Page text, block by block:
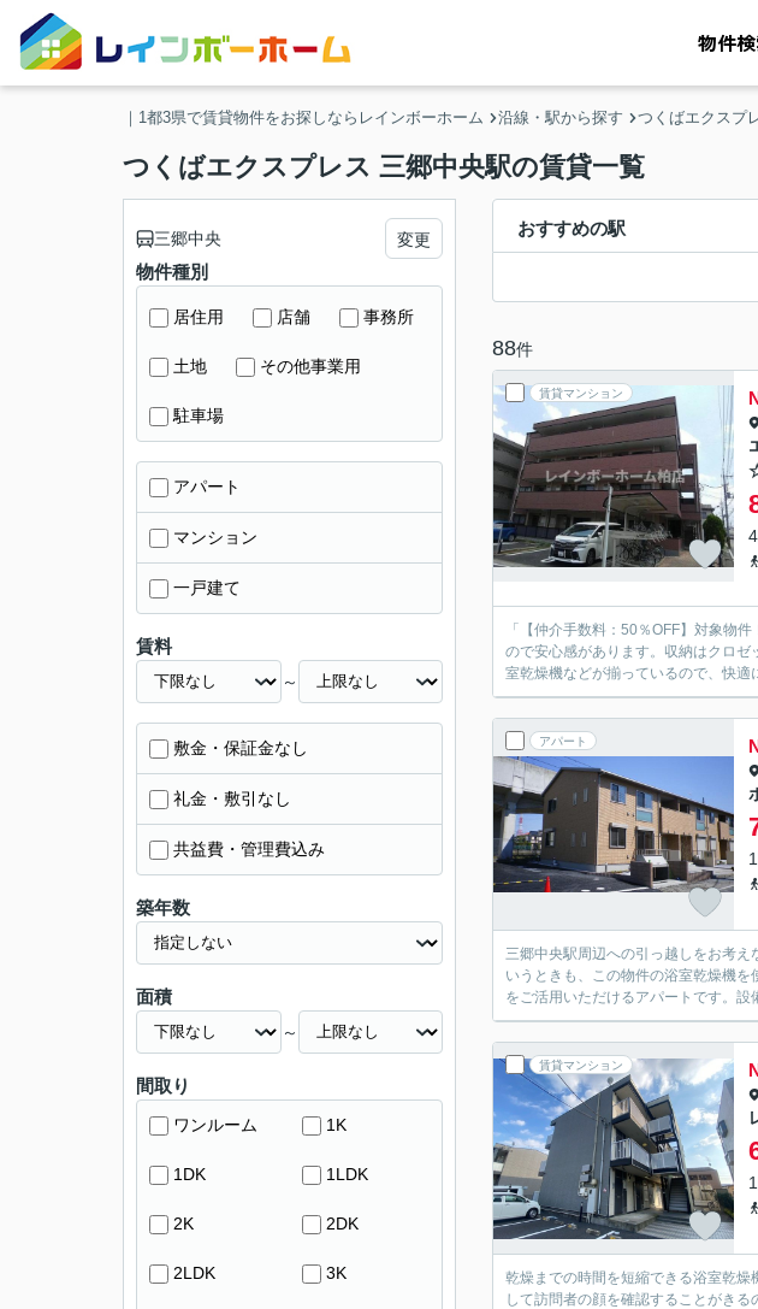
物件
｜1都3県で賃貸物件をお探しならレインボーホーム 沿線・駅から探す つくばエクスプ
つくばエクスプレス 三郷中央駅の賃貸一覧
おすすめの駅
88件
賃貸マンション
「【仲介手数料：50％OFF】対象物
ので安心感があります。収納はクロ
室乾燥機などが揃っているので、快
アパート
三郷中央駅周辺への引っ越しをお考
いうときも、この物件の浴室乾燥機
をご活用いただけるアパートです。
賃貸マンション
乾燥までの時間を短縮できる浴室乾
して訪問者の顔を確認することがき
三郷中央 変更
物件種別
居住用 店舗 事務所
土地 その他事業用
駐車場
アパート
マンション
一戸建て
賃料
～
敷金・保証金なし
礼金・敷引なし
共益費・管理費込み
築年数
面積
～
間取り
ワンルーム 1K
1DK 1LDK
2K 2DK
2LDK 3K